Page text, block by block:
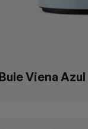
Bule Viena Azul